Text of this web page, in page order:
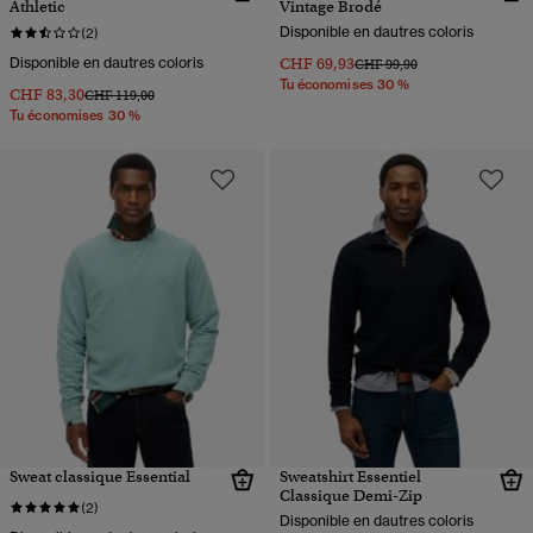
Athletic
(2)
Disponible en dautres coloris
CHF 83,30Prix réduit de
CHF 119,00à
Tu économises 30 %
Vintage Brodé
Disponible en dautres coloris
CHF 69,93Prix réduit de
CHF 99,90à
Tu économises 30 %
Sweat classique Essential
(2)
Sweatshirt Essentiel
Classique Demi-Zip
Disponible en dautres coloris